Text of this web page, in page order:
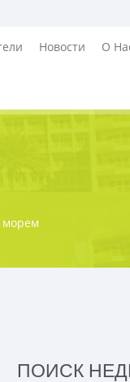
Новости О
морем
ПОИСК